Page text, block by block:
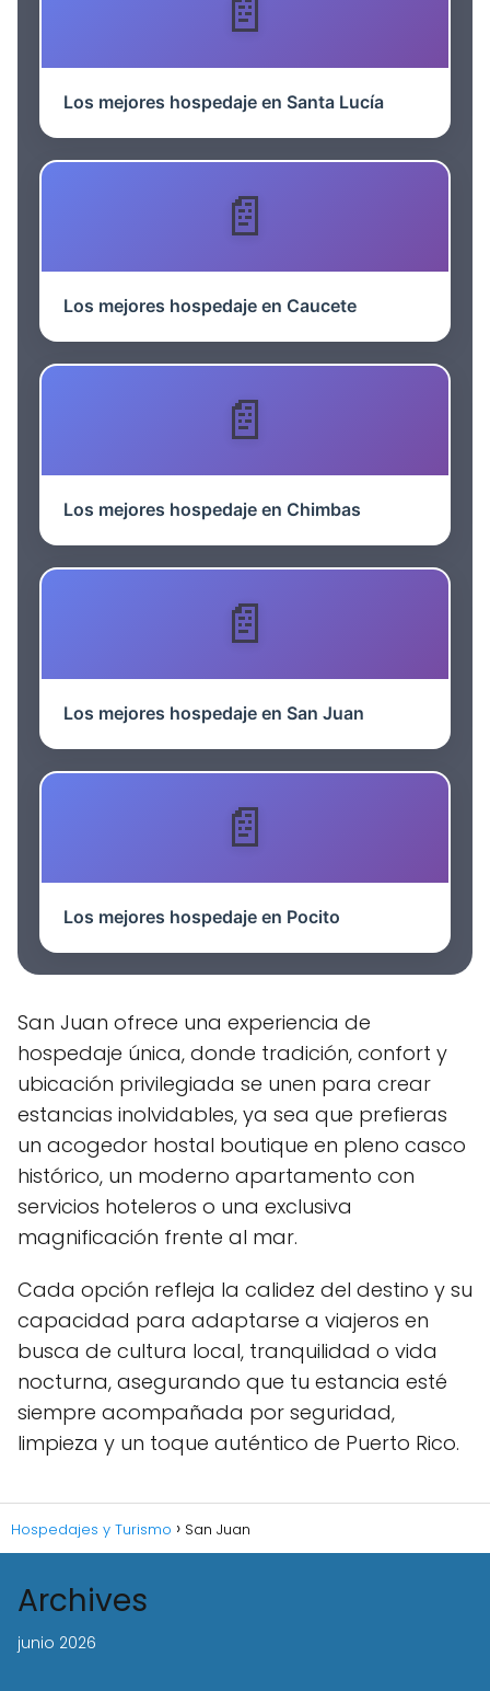
Los mejores hospedaje en Santa Lucía
Los mejores hospedaje en Caucete
Los mejores hospedaje en Chimbas
Los mejores hospedaje en San Juan
Los mejores hospedaje en Pocito
San Juan ofrece una experiencia de
hospedaje única, donde tradición, confort y
ubicación privilegiada se unen para crear
estancias inolvidables, ya sea que prefieras
un acogedor hostal boutique en pleno casco
histórico, un moderno apartamento con
servicios hoteleros o una exclusiva
magnificación frente al mar.
Cada opción refleja la calidez del destino y su
capacidad para adaptarse a viajeros en
busca de cultura local, tranquilidad o vida
nocturna, asegurando que tu estancia esté
siempre acompañada por seguridad,
limpieza y un toque auténtico de Puerto Rico.
Hospedajes y Turismo San Juan
Archives
junio 2026